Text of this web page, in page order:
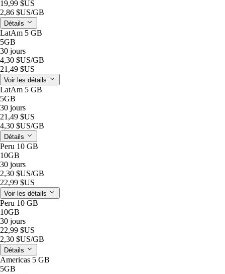
19,99 $US
2,86 $US/GB
Détails
LatAm 5 GB
5GB
30 jours
4,30 $US/GB
21,49 $US
Voir les détails
LatAm 5 GB
5GB
30 jours
21,49 $US
4,30 $US/GB
Détails
Peru 10 GB
10GB
30 jours
2,30 $US/GB
22,99 $US
Voir les détails
Peru 10 GB
10GB
30 jours
22,99 $US
2,30 $US/GB
Détails
Americas 5 GB
5GB